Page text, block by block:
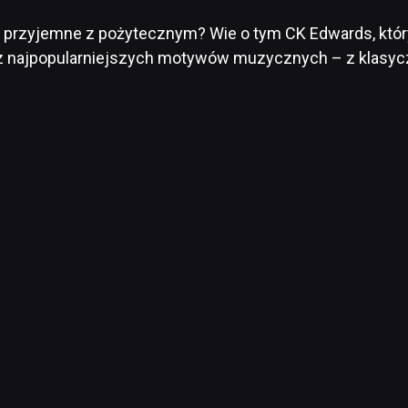
z pożytecznym? Wie o tym CK Edwards,
motywów muzycznych – z